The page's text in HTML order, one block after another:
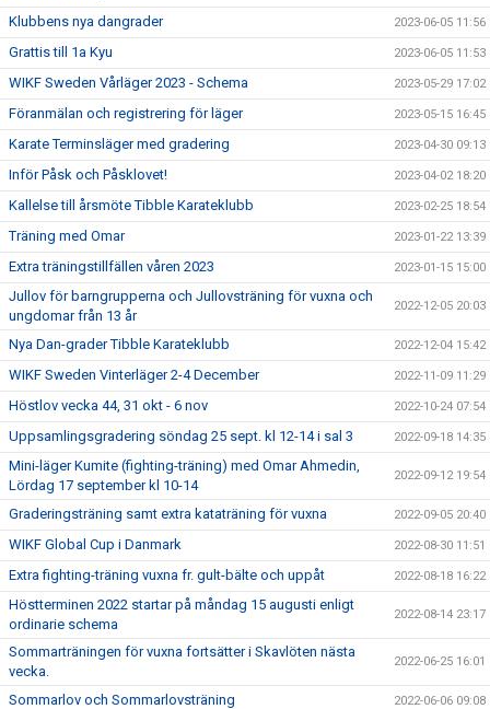
Klubbens nya dangrader 2023-06-05 11:56
Grattis till 1a Kyu 2023-06-05 11:53
WIKF Sweden Vårläger 2023 - Schema 2023-05-29 17:02
Föranmälan och registrering för läger 2023-05-15 16:45
Karate Terminsläger med gradering 2023-04-30 09:13
Inför Påsk och Påsklovet! 2023-04-02 18:20
Kallelse till årsmöte Tibble Karateklubb 2023-02-25 18:54
Träning med Omar 2023-01-22 13:39
Extra träningstillfällen våren 2023 2023-01-15 15:00
Jullov för barngrupperna och Jullovsträning för vuxna och
ungdomar från 13 år
2022-12-05 20:03
Nya Dan-grader Tibble Karateklubb 2022-12-04 15:42
WIKF Sweden Vinterläger 2-4 December 2022-11-09 11:29
Höstlov vecka 44, 31 okt - 6 nov 2022-10-24 07:54
Uppsamlingsgradering söndag 25 sept. kl 12-14 i sal 3 2022-09-18 14:35
Mini-läger Kumite (fighting-träning) med Omar Ahmedin,
Lördag 17 september kl 10-14
2022-09-12 19:54
Graderingsträning samt extra kataträning för vuxna 2022-09-05 20:40
WIKF Global Cup i Danmark 2022-08-30 11:51
Extra fighting-träning vuxna fr. gult-bälte och uppåt 2022-08-18 16:22
Höstterminen 2022 startar på måndag 15 augusti enligt
ordinarie schema
2022-08-14 23:17
Sommarträningen för vuxna fortsätter i Skavlöten nästa
vecka.
2022-06-25 16:01
Sommarlov och Sommarlovsträning 2022-06-06 09:08